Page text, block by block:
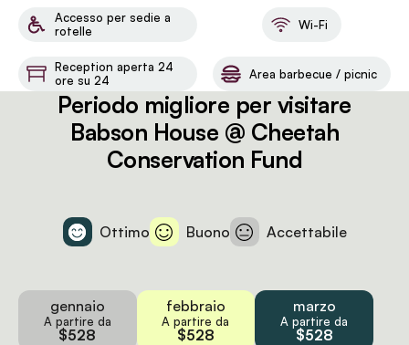
Accesso per sedie a
rotelle
Wi-Fi
Reception aperta 24
ore su 24
Area barbecue / picnic
Periodo migliore per visitare
Babson House @ Cheetah
Conservation Fund
Ottimo Buono Accettabile
gennaio
A partire da
$528
febbraio
A partire da
$528
marzo
A partire da
$528